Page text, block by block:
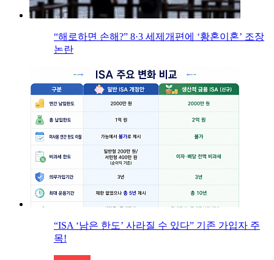
“해로하면 손해?” 8·3 세제개편에 ‘황혼이혼’ 조장
논란
“ISA ‘남은 한도’ 사라질 수 있다” 기존 가입자 주
목!